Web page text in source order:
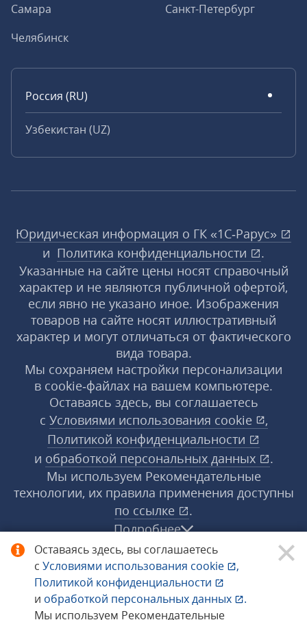
Оставаясь здесь, вы соглашаетесь
с Условиями использования cookie
,
Политикой конфиденциальности
и обработкой персональных данных
.
Мы используем Рекомендательные
Самара
Санкт-Петербург
Челябинск
Россия (RU)
Узбекистан (UZ)
Юридическая информация о ГК «1С‑Рарус»
и Политика конфиденциальности
.
Указанные на сайте цены носят справочный
характер и не являются публичной офертой,
если явно не указано иное. Изображения
товаров на сайте носят иллюстративный
характер и могут отличаться от фактического
вида товара.
Мы сохраняем настройки персонализации
в cookie‑файлах на вашем компьютере.
Оставаясь здесь, вы соглашаетесь
с Условиями использования cookie
,
Политикой конфиденциальности
и обработкой персональных данных
.
Мы используем Рекомендательные
технологии, их правила применения доступны
по ссылке
.
Подробнее
© 1998−2026 «1С‑Рарус» ®. Все права
защищены.